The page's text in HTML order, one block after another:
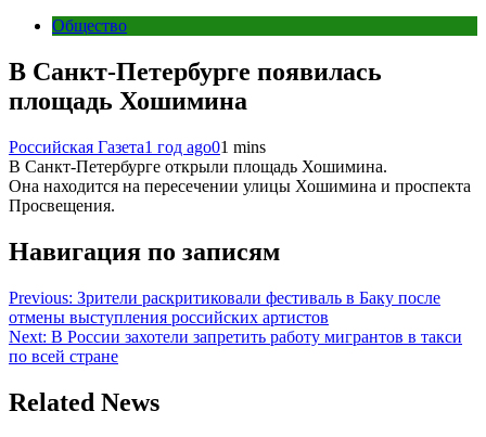
Общество
В Санкт-Петербурге появилась
площадь Хошимина
Российская Газета1 год ago01 mins
В Санкт-Петербурге открыли площадь Хошимина.
Она находится на пересечении улицы Хошимина и проспекта
Просвещения.
Навигация по записям
Previous: Зрители раскритиковали фестиваль в Баку после
отмены выступления российских артистов
Next: В России захотели запретить работу мигрантов в такси
по всей стране
Related News